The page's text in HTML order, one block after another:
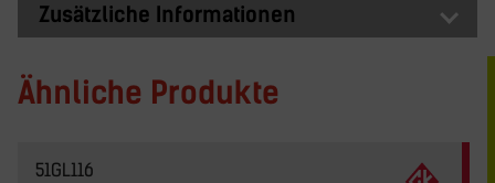
Zusätzliche Informationen
Ähnliche Produkte
51GL116